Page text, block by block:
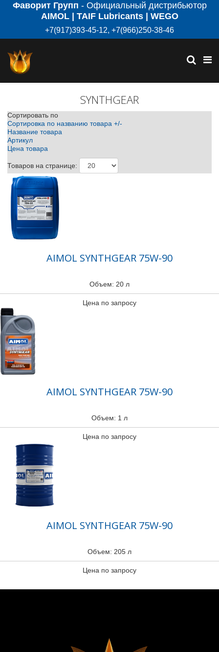
Фаворит Групп - Официальный дистрибьютор
AIMOL | TAIF Lubricants | WEGO
+7(917)393-45-12, +7(966)250-38-46
SYNTHGEAR
Сортировать по
Сортировка по названию товара +/-
Название товара
Артикул
Цена товара
Товаров на странице:
AIMOL SYNTHGEAR 75W-90
Объем: 20 л
Цена по запросу
AIMOL SYNTHGEAR 75W-90
Объем: 1 л
Цена по запросу
AIMOL SYNTHGEAR 75W-90
Объем: 205 л
Цена по запросу